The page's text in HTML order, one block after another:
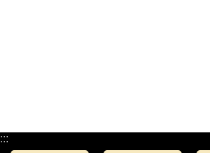
:::